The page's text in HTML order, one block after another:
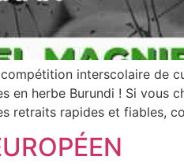
interscolaire de
en herbe Burundi ! Si
retraits rapides et fiables,